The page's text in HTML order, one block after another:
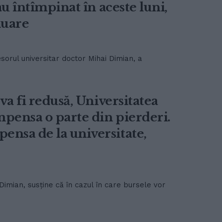
întîmpinat în aceste luni,
universitar doctor Mihai Dimian, a
fi redusă, Universitatea
o parte din pierderi.
de la universitate,
susține că în cazul în care bursele vor